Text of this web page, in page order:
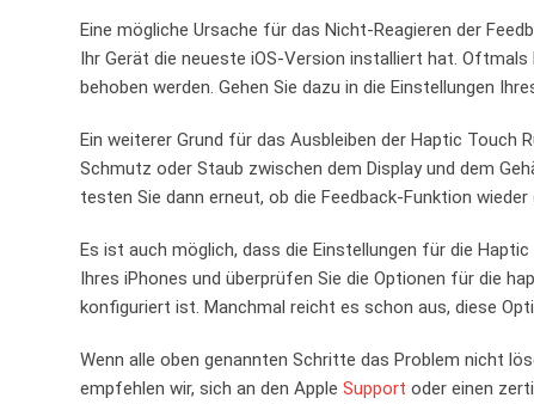
Eine‌ mögliche ‌Ursache für das ⁣Nicht-Reagieren der
Ihr Gerät die​ neueste iOS-Version installiert hat.
behoben werden. Gehen Sie dazu in⁣ die Einstellungen
Ein weiterer Grund für das ⁣Ausbleiben der Haptic Touch
Schmutz oder Staub‍ zwischen dem Display und dem
testen ⁤Sie dann ‍erneut, ob die⁣ Feedback-Funktion
Es ist auch möglich, dass die Einstellungen für die
Ihres iPhones und überprüfen Sie⁢ die Optionen für⁤ die
konfiguriert⁢ ist. Manchmal reicht es schon aus, diese
Wenn alle oben genannten Schritte das ‌Problem nicht
empfehlen wir,‌ sich an ⁤den Apple Support ⁣oder einen